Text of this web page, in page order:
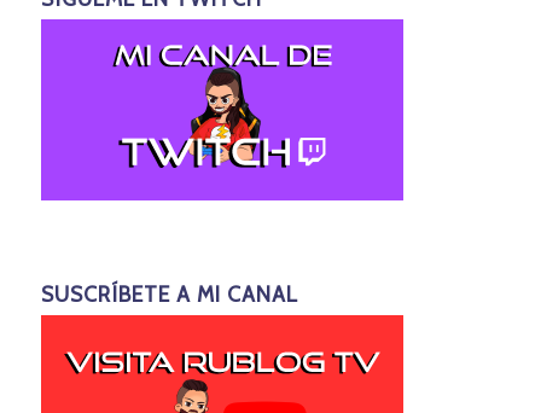
SUSCRÍBETE A MI CANAL